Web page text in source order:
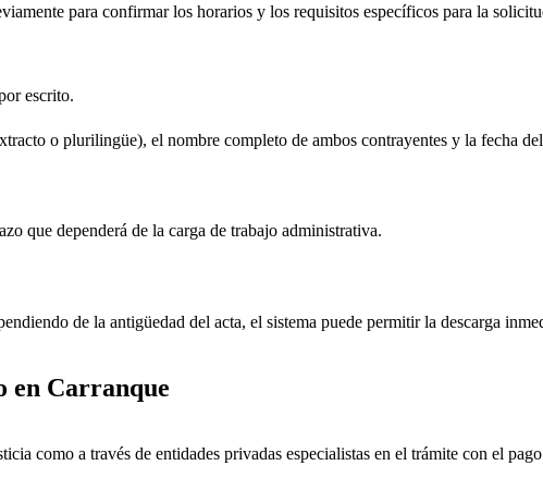
para confirmar los horarios y los requisitos específicos para la
escrito.
o plurilingüe), el nombre completo de ambos contrayentes y la fecha
que dependerá de la carga de trabajo administrativa.
de la antigüedad del acta, el sistema puede permitir la descarga
en Carranque
como a través de entidades privadas especialistas en el trámite con el